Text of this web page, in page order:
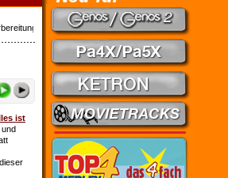
Country Medley - Theuns Jordaan & Juanita du
ist
und